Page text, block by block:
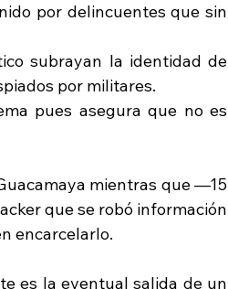
por delincuentes que sin
subrayan la identidad de
por militares.
pues asegura que no es
mientras que —15
que se robó información
encarcelarlo.
es la eventual salida de un